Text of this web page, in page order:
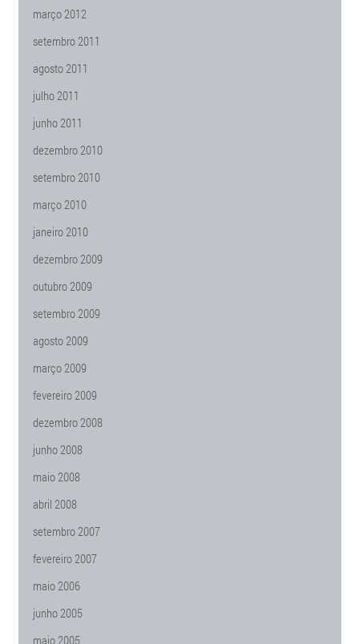
março 2012
setembro 2011
agosto 2011
julho 2011
junho 2011
dezembro 2010
setembro 2010
março 2010
janeiro 2010
dezembro 2009
outubro 2009
setembro 2009
agosto 2009
março 2009
fevereiro 2009
dezembro 2008
junho 2008
maio 2008
abril 2008
setembro 2007
fevereiro 2007
maio 2006
junho 2005
maio 2005